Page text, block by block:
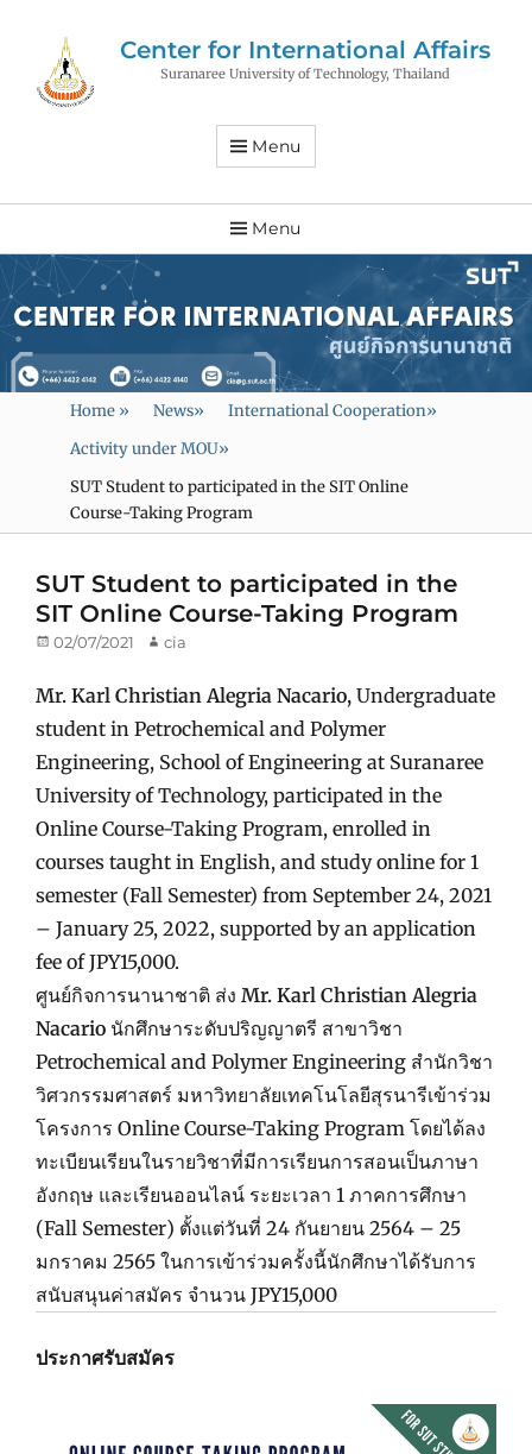
Center for International Affairs
Suranaree University of Technology, Thailand
Menu
Menu
Home » News» International Cooperation»
Activity under MOU»
SUT Student to participated in the SIT Online
Course-Taking Program
SUT Student to participated in the
SIT Online Course-Taking Program
Posted
02/07/2021 Author
cia
Mr. Karl Christian Alegria Nacario, Undergraduate
student in Petrochemical and Polymer
Engineering, School of Engineering at Suranaree
University of Technology, participated in the
Online Course-Taking Program, enrolled in
courses taught in English, and study online for 1
semester (Fall Semester) from September 24, 2021
– January 25, 2022, supported by an application
fee of JPY15,000.
ศูนย์กิจการนานาชาติ ส่ง Mr. Karl Christian Alegria
Nacario นักศึกษาระดับปริญญาตรี สาขาวิชา
Petrochemical and Polymer Engineering สำนักวิชา
วิศวกรรมศาสตร์ มหาวิทยาลัยเทคโนโลยีสุรนารีเข้าร่วม
โครงการ Online Course-Taking Program โดยได้ลง
ทะเบียนเรียนในรายวิชาที่มีการเรียนการสอนเป็นภาษา
อังกฤษ และเรียนออนไลน์ ระยะเวลา 1 ภาคการศึกษา
(Fall Semester) ตั้งแต่วันที่ 24 กันยายน 2564 – 25
มกราคม 2565 ในการเข้าร่วมครั้งนี้นักศึกษาได้รับการ
สนับสนุนค่าสมัคร จำนวน JPY15,000
ประกาศรับสมัคร